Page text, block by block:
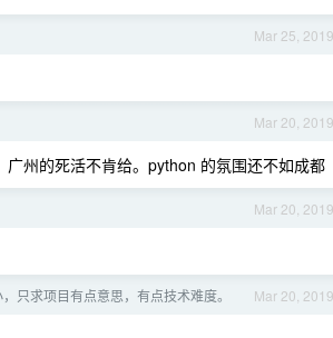
Mar 25, 2019
Mar 20, 2019
州的死活不肯给。python 的氛围还不如成都
Mar 20, 2019
Mar 20, 2019
只求项目有点意思，有点技术难度。